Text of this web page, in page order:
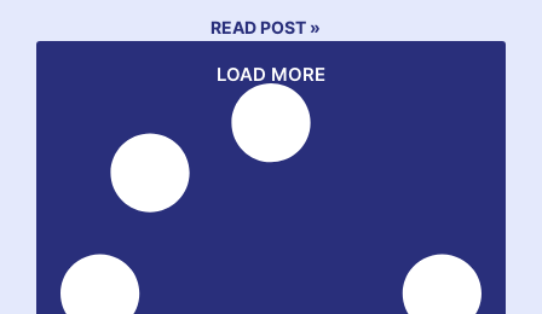
READ POST »
LOAD MORE